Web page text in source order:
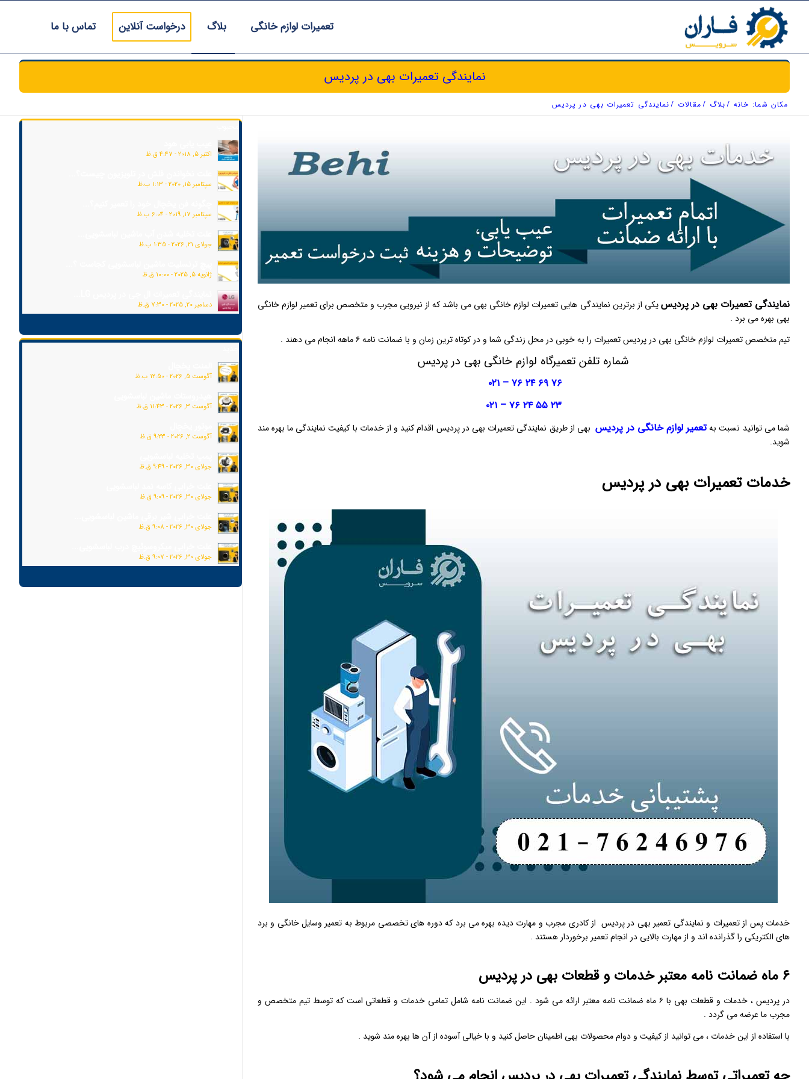
تعمیرات لوازم خانگی بلاگ درخواست آنلاین تماس با ما
نمایندگی تعمیرات بهی در پردیس
مکان شما: خانه / بلاگ / مقالات / نمایندگی تعمیرات بهی در پردیس
نمایندگی تعمیرات بهی در پردیسیکی از برترین نمایندگی هایی تعمیرات لوازم خانگی بهی می باشد که از نیرویی مجرب و متخصص برای تعمیر لوازم خانگی
بهی بهره می برد .
تیم متخصص تعمیرات لوازم خانگی بهی در پردیس تعمیرات را به خوبی در محل زندگی شما و در کوتاه ترین زمان و با ضمانت نامه ۶ ماهه انجام می دهند .
شماره تلفن تعمیرگاه لوازم خانگی بهی در پردیس
۷۶ ۶۹ ۲۴ ۷۶ – ۰۲۱
۲۳ ۵۵ ۲۴ ۷۶ – ۰۲۱
شما می توانید نسبت بهتعمیر لوازم خانگی در پردیسبهی از طریق نمایندگی تعمیرات بهی در پردیس اقدام کنید و از خدمات با کیفیت نمایندگی ما بهره مند
شوید.
خدمات تعمیرات بهی در پردیس
خدمات پس از تعمیرات و نمایندگی تعمیر بهی در پردیس از کادری مجرب و مهارت دیده بهره می برد که دوره های تخصصی مربوط به تعمیر وسایل خانگی و برد
های الکتریکی را گذرانده اند و از مهارت بالایی در انجام تعمیر برخوردار هستند .
۶ ماه ضمانت نامه معتبر خدمات و قطعات بهی در پردیس
در پردیس ، خدمات و قطعات بهی با ۶ ماه ضمانت ‌نامه معتبر ارائه می‌ شود . این ضمانت ‌نامه شامل تمامی خدمات و قطعاتی است که توسط تیم متخصص و
مجرب ما عرضه می ‌گردد .
با استفاده از این خدمات ، می ‌توانید از کیفیت و دوام محصولات بهی اطمینان حاصل کنید و با خیالی آسوده از آن‌ ها بهره ‌مند شوید .
اکتبر 5, 2018 - 4:47 ق.ظ
سپتامبر 15, 2020 - 1:13 ب.ظ
سپتامبر 17, 2019 - 6:04 ب.ظ
جولای 21, 2026 - 1:35 ب.ظ
ژانویه 5, 2025 - 10:00 ق.ظ
دسامبر 20, 2025 - 7:30 ق.ظ
آگوست 5, 2026 - 12:50 ب.ظ
آگوست 3, 2026 - 11:43 ق.ظ
آگوست 2, 2026 - 9:23 ق.ظ
جولای 30, 2026 - 9:49 ق.ظ
جولای 30, 2026 - 9:09 ق.ظ
جولای 30, 2026 - 9:08 ق.ظ
جولای 30, 2026 - 9:07 ق.ظ